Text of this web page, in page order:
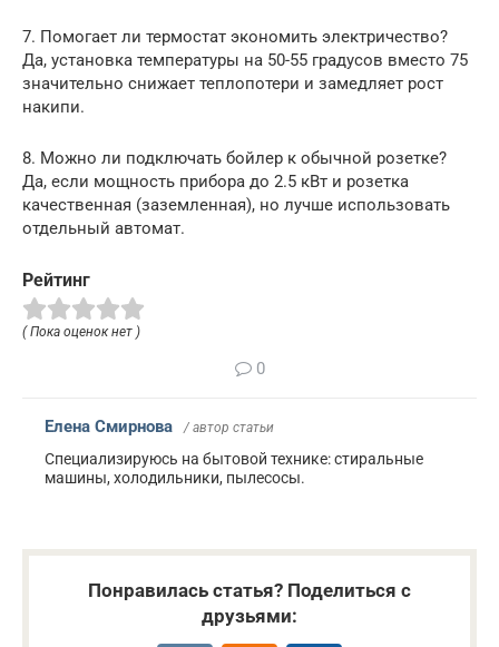
7. Помогает ли термостат экономить электричество?
Да, установка температуры на 50-55 градусов вместо 75
значительно снижает теплопотери и замедляет рост
накипи.
8. Можно ли подключать бойлер к обычной розетке?
Да, если мощность прибора до 2.5 кВт и розетка
качественная (заземленная), но лучше использовать
отдельный автомат.
Рейтинг
( Пока оценок нет )
0
Елена Смирнова / автор статьи
Специализируюсь на бытовой технике: стиральные
машины, холодильники, пылесосы.
Понравилась статья? Поделиться с
друзьями: